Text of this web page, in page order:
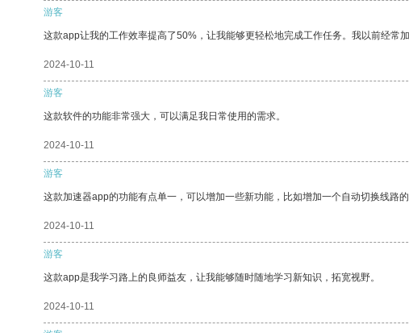
游客
这款app让我的工作效率提高了50%，让我能够更轻松地完成工作任务。我以前经常
2024-10-11
游客
这款软件的功能非常强大，可以满足我日常使用的需求。
2024-10-11
游客
这款加速器app的功能有点单一，可以增加一些新功能，比如增加一个自动切换线路的
2024-10-11
游客
这款app是我学习路上的良师益友，让我能够随时随地学习新知识，拓宽视野。
2024-10-11